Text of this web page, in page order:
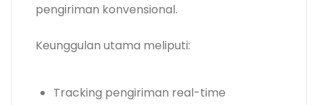
pengiriman konvensional.
Keunggulan utama meliputi:
Tracking pengiriman real-time